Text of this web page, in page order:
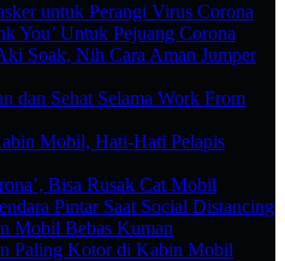
untuk Perangi Virus Corona
You’ Untuk Pejuang Corona
Soak, Nih Cara Aman Jumper
dan Sehat Selama Work From
Mobil, Hati-Hati Pelapis
Bisa Rusak Cat Mobil
Pintar Saat Social Distancing
Mobil Bebas Kuman
Paling Kotor di Kabin Mobil